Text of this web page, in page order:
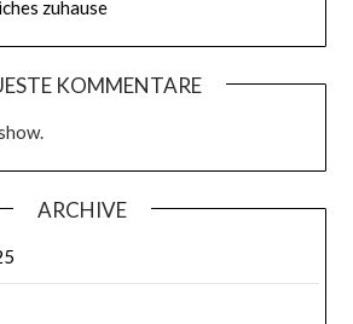
zuhause
KOMMENTARE
ARCHIVE